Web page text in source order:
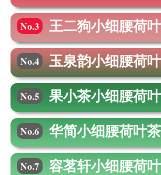
No.3 王二狗小细腰荷
No.4 玉泉韵小细腰荷
No.5 果小茶小细腰荷
No.6 华简小细腰荷叶茶
No.7 容茗轩小细腰荷